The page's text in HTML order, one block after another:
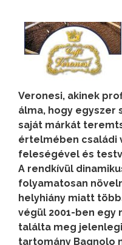
Veronesi, akinek
álma, hogy egyszer
saját márkát
értelmében családi
feleségével és
A rendkívül
folyamatosan
helyhiány miatt
végül 2001-ben egy
találta meg
tartomány Bagnolo